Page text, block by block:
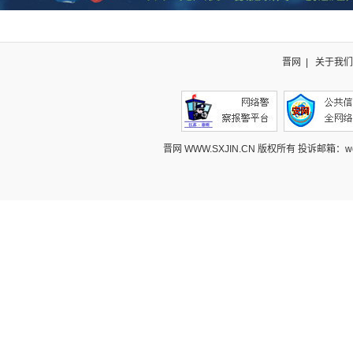
晋网 关于我们
晋网 WWW.SXJIN.CN 版权所有 投诉邮箱